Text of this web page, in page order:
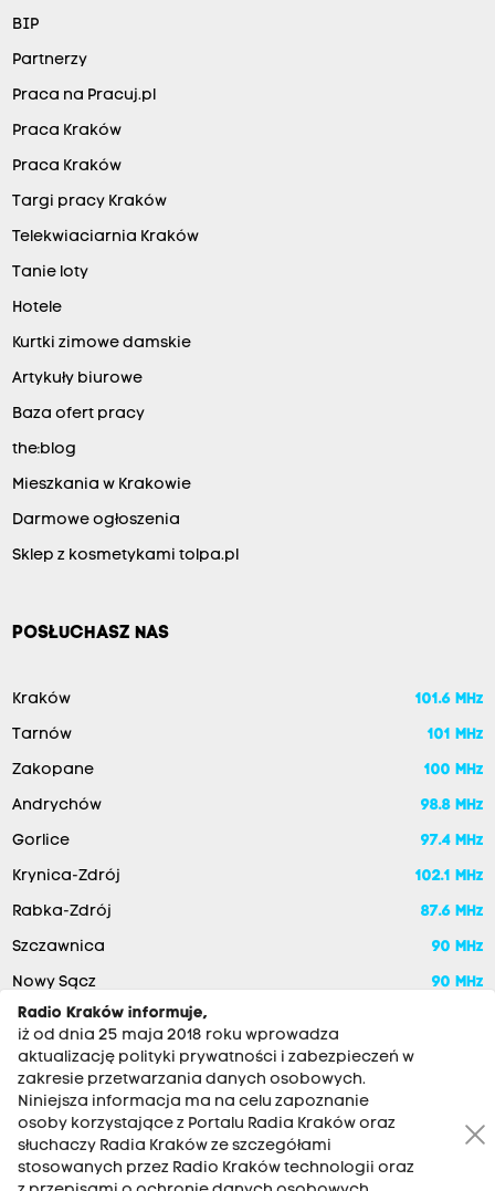
BIP
Partnerzy
Praca na Pracuj.pl
Praca Kraków
Praca Kraków
Targi pracy Kraków
Telekwiaciarnia Kraków
Tanie loty
Hotele
Kurtki zimowe damskie
Artykuły biurowe
Baza ofert pracy
the:blog
Mieszkania w Krakowie
Darmowe ogłoszenia
Sklep z kosmetykami tolpa.pl
POSŁUCHASZ NAS
Kraków 101.6 MHz
Tarnów 101 MHz
Zakopane 100 MHz
Andrychów 98.8 MHz
Gorlice 97.4 MHz
Krynica-Zdrój 102.1 MHz
Rabka-Zdrój 87.6 MHz
Szczawnica 90 MHz
Nowy Sącz 90 MHz
RADIO KRAKÓW SA. Aleja Juliusza Słowackiego 22, 30-007
Radio Kraków informuje,
iż od dnia 25 maja 2018 roku wprowadza
aktualizację polityki prywatności i zabezpieczeń w
zakresie przetwarzania danych osobowych.
Niniejsza informacja ma na celu zapoznanie
osoby korzystające z Portalu Radia Kraków oraz
słuchaczy Radia Kraków ze szczegółami
stosowanych przez Radio Kraków technologii oraz